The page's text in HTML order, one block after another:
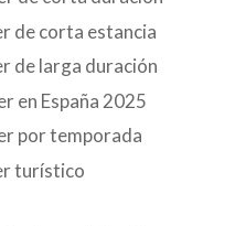
de corta estancia
de larga duración
en España 2025
por temporada
turístico